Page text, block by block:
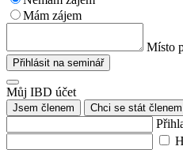
Mám zájem
Místo
Přihlásit na seminář
Můj IBD účet
Jsem členem Chci se stát členem